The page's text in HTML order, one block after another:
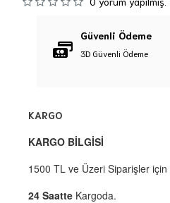
Güvenli Ödeme
3D Güvenli Ödeme
KARGO
KARGO BİLGİSİ
1500 TL ve Üzeri Siparişler için
24 Saatte Kargoda.